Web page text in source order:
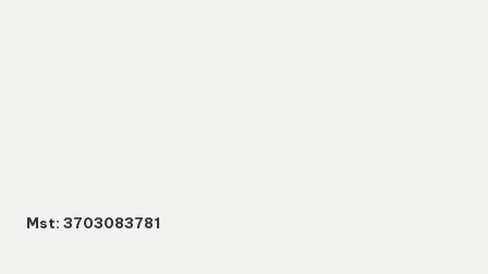
Mst: 3703083781